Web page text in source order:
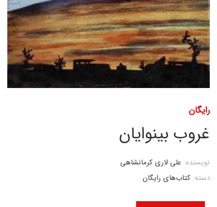
رایگان
غروب بینوایان
نویسنده: علی لاری کرمانشاهی
دسته: کتاب‌های رایگان